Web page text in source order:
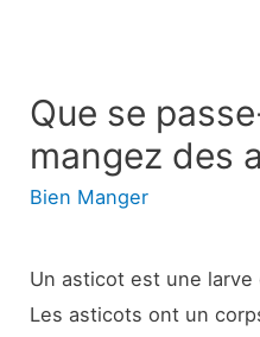
Que se
mangez des
Bien Manger
Un asticot est une larve
Les asticots ont un